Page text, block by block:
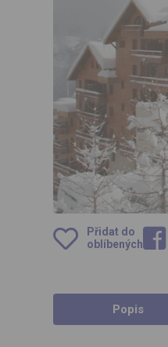
Přidat do
oblíbených
Popis